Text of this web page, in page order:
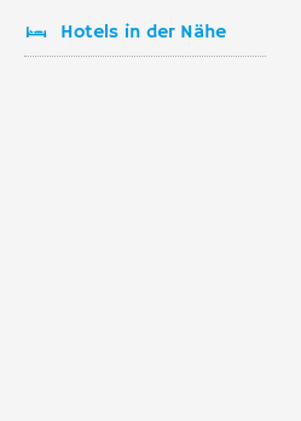
Hotels in der Nähe